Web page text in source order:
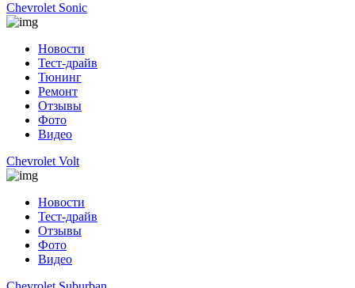
Chevrolet Sonic
Новости
Тест-драйв
Тюнинг
Ремонт
Отзывы
Фото
Видео
Chevrolet Volt
Новости
Тест-драйв
Отзывы
Фото
Видео